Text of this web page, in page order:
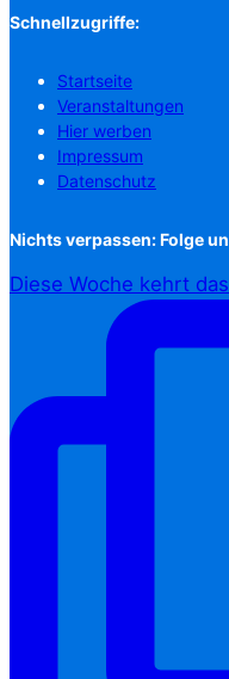
Schnellzugriffe:
Startseite
Veranstaltungen
Hier werben
Impressum
Datenschutz
Nichts verpassen: Folge
Diese Woche kehrt